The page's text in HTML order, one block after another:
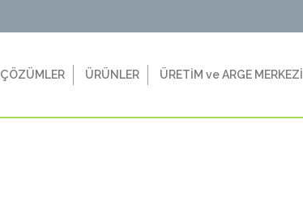
ÇÖZÜMLER ÜRÜNLER ÜRETİM ve ARGE MERKEZİ